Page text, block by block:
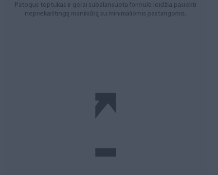
Patogus teptukas ir gerai subalansuota formulė leidžia pasiekti
nepriekaištingą manikiūrą su minimaliomis pastangomis.